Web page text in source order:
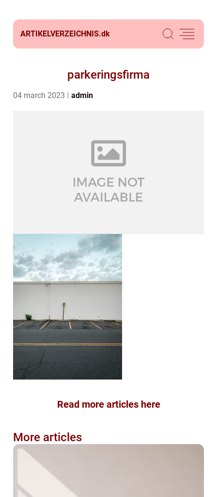
ARTIKELVERZEICHNIS.dk
parkeringsfirma
04 march 2023 admin
Read more articles here
More articles